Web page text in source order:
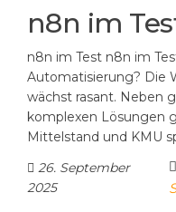
n8n im
n8n im Test n8n im
Automatisierung? Die
wächst rasant. Neben
komplexen Lösungen
Mittelstand und KMU
26. September
2025